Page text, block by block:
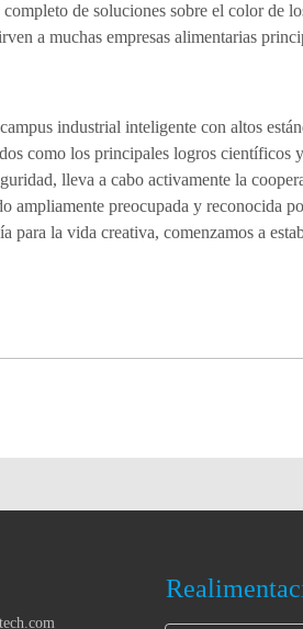
de soluciones sobre el color de
a muchas empresas alimentarias
industrial inteligente con altos
como los principales logros científicos
lleva a cabo activamente la
ampliamente preocupada y reconocida
la vida creativa, comenzamos a